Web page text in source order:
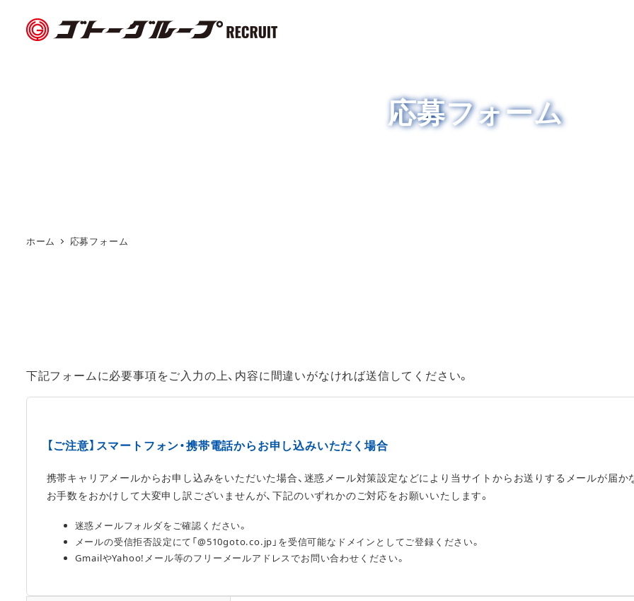
応募フォーム
ホーム 応募フォーム
下記フォームに必要事項をご入力の上、内容に間違いがなければ送信してください。
【ご注意】スマートフォン・携帯電話からお申し込みいただく場合
携帯キャリアメールからお申し込みをいただいた場合、迷惑メール対策設定などにより当サイトからお送りするメールが届か
お手数をおかけして大変申し訳ございませんが、下記のいずれかのご対応をお願いいたします。
迷惑メールフォルダをご確認ください。
メールの受信拒否設定にて「@510goto.co.jp」を受信可能なドメインとしてご登録ください。
GmailやYahoo!メール等のフリーメールアドレスでお問い合わせください。